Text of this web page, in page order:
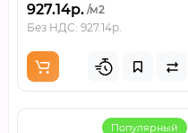
927.14р. /м2
Без НДС: 927.14р.
Популярный